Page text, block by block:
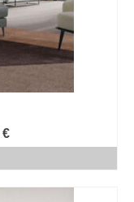
€Fascia
di